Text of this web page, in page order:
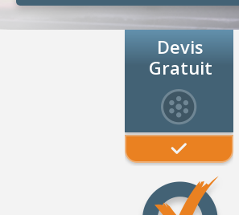
Devis
Gratuit